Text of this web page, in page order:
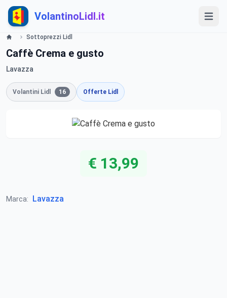
VolantinoLidl.it
Sottoprezzi Lidl
Caffè Crema e gusto
Lavazza
Volantini Lidl 16 Offerte Lidl
€ 13,99
Marca: Lavazza